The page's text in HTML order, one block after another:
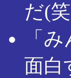
だ(笑
「
面白